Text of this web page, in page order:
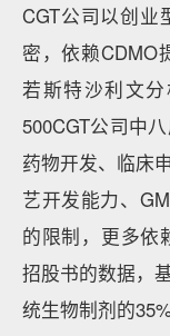
CGT公司以创业
密，依赖CDMO
若斯特沙利文
500CGT公司中
药物开发、临床
艺开发能力、
的限制，更多依
招股书的数据，
统生物制剂的35%